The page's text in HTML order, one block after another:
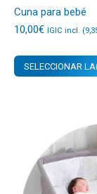
Cuna para bebé
10,00€ IGIC incl. (
SELECCIONAR